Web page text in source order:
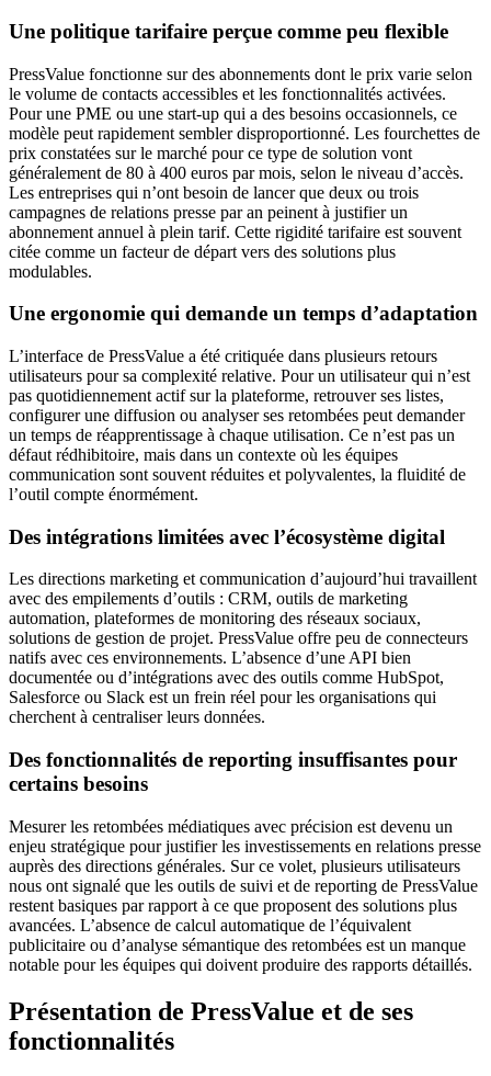
Une politique tarifaire perçue comme peu flexible
PressValue fonctionne sur des abonnements dont le prix varie selon
le volume de contacts accessibles et les fonctionnalités activées.
Pour une PME ou une start-up qui a des besoins occasionnels, ce
modèle peut rapidement sembler disproportionné. Les fourchettes de
prix constatées sur le marché pour ce type de solution vont
généralement de 80 à 400 euros par mois, selon le niveau d’accès.
Les entreprises qui n’ont besoin de lancer que deux ou trois
campagnes de relations presse par an peinent à justifier un
abonnement annuel à plein tarif. Cette rigidité tarifaire est souvent
citée comme un facteur de départ vers des solutions plus
modulables.
Une ergonomie qui demande un temps d’adaptation
L’interface de PressValue a été critiquée dans plusieurs retours
utilisateurs pour sa complexité relative. Pour un utilisateur qui n’est
pas quotidiennement actif sur la plateforme, retrouver ses listes,
configurer une diffusion ou analyser ses retombées peut demander
un temps de réapprentissage à chaque utilisation. Ce n’est pas un
défaut rédhibitoire, mais dans un contexte où les équipes
communication sont souvent réduites et polyvalentes, la fluidité de
l’outil compte énormément.
Des intégrations limitées avec l’écosystème digital
Les directions marketing et communication d’aujourd’hui travaillent
avec des empilements d’outils : CRM, outils de marketing
automation, plateformes de monitoring des réseaux sociaux,
solutions de gestion de projet. PressValue offre peu de connecteurs
natifs avec ces environnements. L’absence d’une API bien
documentée ou d’intégrations avec des outils comme HubSpot,
Salesforce ou Slack est un frein réel pour les organisations qui
cherchent à centraliser leurs données.
Des fonctionnalités de reporting insuffisantes pour
certains besoins
Mesurer les retombées médiatiques avec précision est devenu un
enjeu stratégique pour justifier les investissements en relations presse
auprès des directions générales. Sur ce volet, plusieurs utilisateurs
nous ont signalé que les outils de suivi et de reporting de PressValue
restent basiques par rapport à ce que proposent des solutions plus
avancées. L’absence de calcul automatique de l’équivalent
publicitaire ou d’analyse sémantique des retombées est un manque
notable pour les équipes qui doivent produire des rapports détaillés.
Présentation de PressValue et de ses
fonctionnalités